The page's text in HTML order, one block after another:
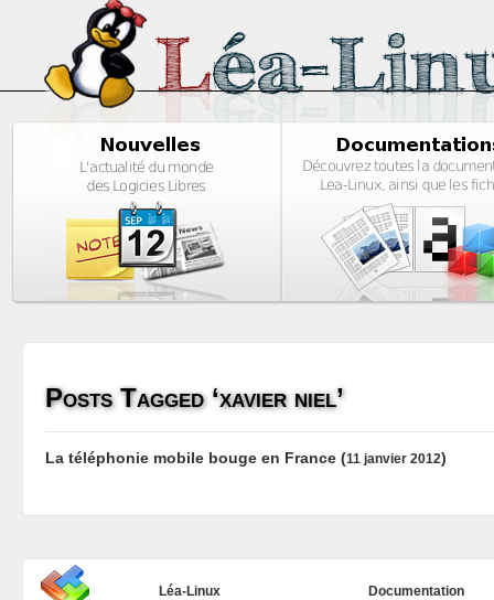
Posts Tagged ‘xavier niel’
La téléphonie mobile bouge en France(11 janvier 2012)
Léa-Linux
Documentation